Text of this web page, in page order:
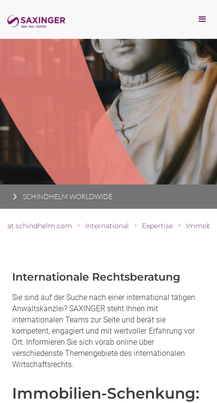
SCHINDHELM WORLDWIDE
at.schindhelm.com > International > Expertise >
Internationale Rechtsberatung
Sie sind auf der Suche nach einer international tätigen
Anwaltskanzlei? SAXINGER steht Ihnen mit
internationalen Teams zur Seite und berät sie
kompetent, engagiert und mit wertvoller Erfahrung vor
Ort. Informieren Sie sich vorab online über
verschiedenste Themengebiete des internationalen
Wirtschaftsrechts.
Immobilien-Schenkung: